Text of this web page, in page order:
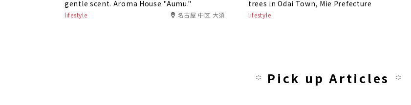
gentle scent. Aroma House "Aumu."
lifestyle 名古屋 中区 大須
trees in Odai Town, Mie Prefecture
lifestyle
Pick up Articles